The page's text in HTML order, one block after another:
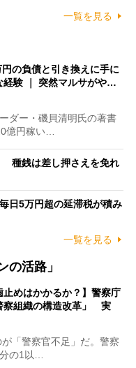
一覧を見る
円の負債と引き換えに手に
経験 ｜ 突然マルサがや…
ダー・磯貝清明氏の著書
億円稼い…
種銭は差し押さえを免れ
日5万円超の延滞税が積み
一覧を見る
の活路」
止めはかかるか？】警察庁
察組織の構造改革」 実
「警察官不足」だ。警察
の1以…